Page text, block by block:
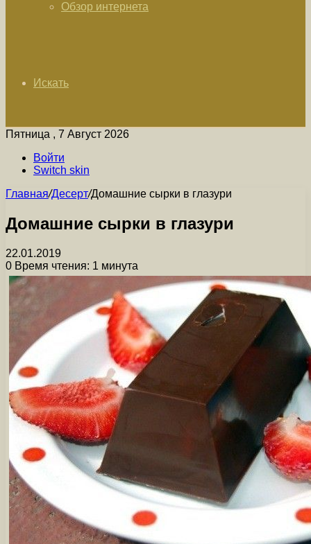
Обзор интернета
Искать
Пятница , 7 Август 2026
Войти
Switch skin
Главная/Десерт/Домашние сырки в глазури
Домашние сырки в глазури
22.01.2019
0 Время чтения: 1 минута